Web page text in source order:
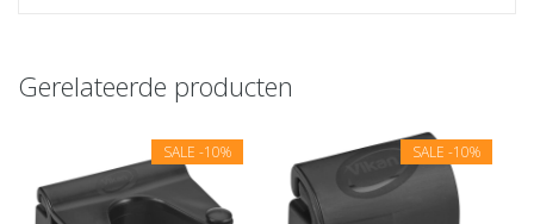
Gerelateerde producten
SALE -10% SALE -10%